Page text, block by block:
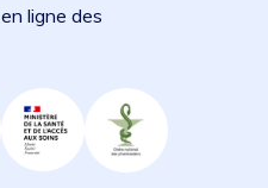
ligne des